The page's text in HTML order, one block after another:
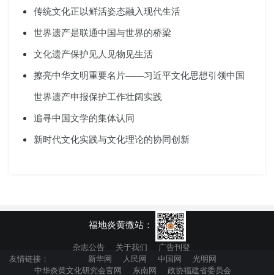
传统文化正以鲜活姿态融入现代生活
世界遗产是联通中国与世界的桥梁
文化遗产保护见人见物见生活
擦亮中华文明重要名片——习近平文化思想引领中国
世界遗产申报保护工作壮阔实践
追寻中国文学的集体认同
新时代文化实践与文化理论的协同创新
福地炎黄微站：
杂志公告 关于我们
广告刊登
友情链接：
新华网 人民网 中国网
光明网
中华炎黄文化研究会官网
东南网 政协福建省委员会